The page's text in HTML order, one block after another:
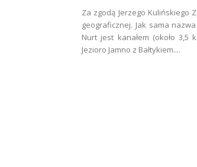
Za zgodą Jerzego Kulińskiego
geograficznej. Jak sama
Nurt jest kanałem (około 3,5
Jezioro Jamno z Bałtykiem....